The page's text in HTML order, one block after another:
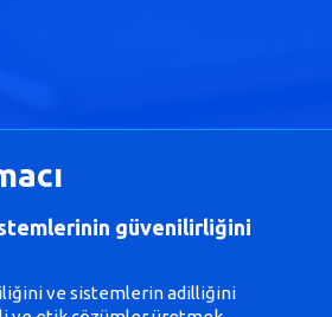
güvenilirliğini
ve sistemlerin adilliğini